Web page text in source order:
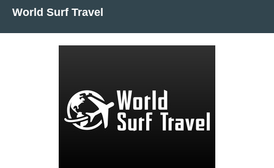
World Surf Travel